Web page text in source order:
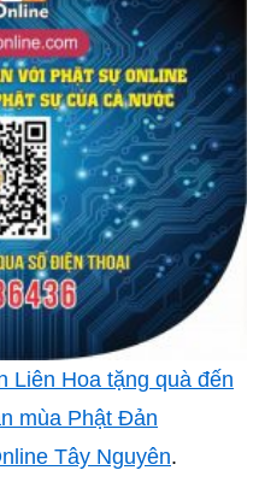
Liên Hoa tặng quà đến
mùa Phật Đản
Tây Nguyên.